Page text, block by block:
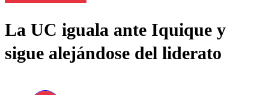
La UC iguala ante Iquique y
sigue alejándose del liderato